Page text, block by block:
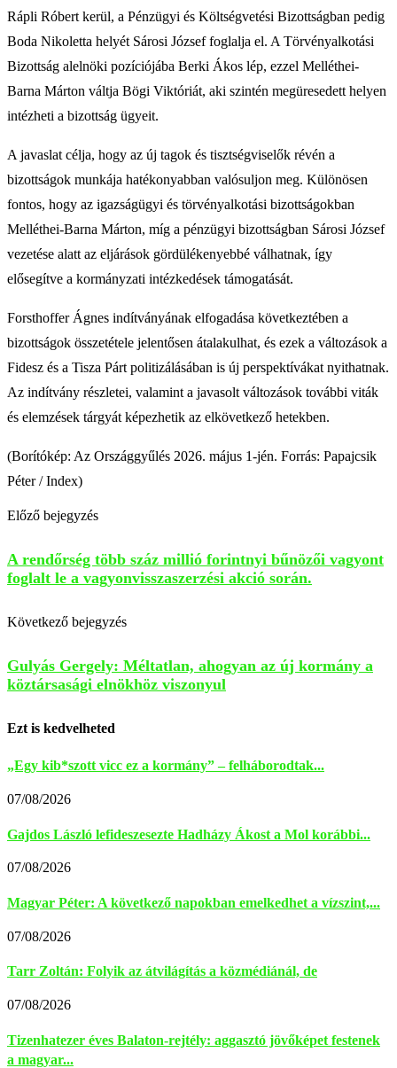
Rápli Róbert kerül, a Pénzügyi és Költségvetési Bizottságban pedig
Boda Nikoletta helyét Sárosi József foglalja el. A Törvényalkotási
Bizottság alelnöki pozíciójába Berki Ákos lép, ezzel Melléthei-
Barna Márton váltja Bögi Viktóriát, aki szintén megüresedett helyen
intézheti a bizottság ügyeit.
A javaslat célja, hogy az új tagok és tisztségviselők révén a
bizottságok munkája hatékonyabban valósuljon meg. Különösen
fontos, hogy az igazságügyi és törvényalkotási bizottságokban
Melléthei-Barna Márton, míg a pénzügyi bizottságban Sárosi József
vezetése alatt az eljárások gördülékenyebbé válhatnak, így
elősegítve a kormányzati intézkedések támogatását.
Forsthoffer Ágnes indítványának elfogadása következtében a
bizottságok összetétele jelentősen átalakulhat, és ezek a változások a
Fidesz és a Tisza Párt politizálásában is új perspektívákat nyithatnak.
Az indítvány részletei, valamint a javasolt változások további viták
és elemzések tárgyát képezhetik az elkövetkező hetekben.
(Borítókép: Az Országgyűlés 2026. május 1-jén. Forrás: Papajcsik
Péter / Index)
Előző bejegyzés
A rendőrség több száz millió forintnyi bűnözői vagyont
foglalt le a vagyonvisszaszerzési akció során.
Következő bejegyzés
Gulyás Gergely: Méltatlan, ahogyan az új kormány a
köztársasági elnökhöz viszonyul
Ezt is kedvelheted
„Egy kib*szott vicc ez a kormány” – felháborodtak...
07/08/2026
Gajdos László lefideszesezte Hadházy Ákost a Mol korábbi...
07/08/2026
Magyar Péter: A következő napokban emelkedhet a vízszint,...
07/08/2026
Tarr Zoltán: Folyik az átvilágítás a közmédiánál, de
07/08/2026
Tizenhatezer éves Balaton-rejtély: aggasztó jövőképet festenek
a magyar...